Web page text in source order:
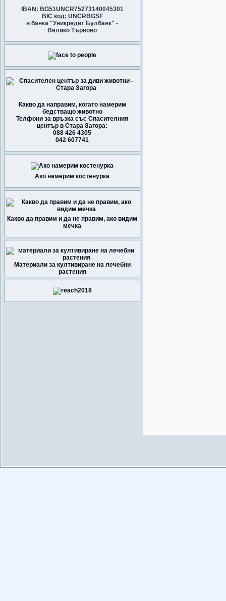
IBAN: BG51UNCR75273140045301
BIC код: UNCRBGSF
в банка "Уникредит Булбанк" -
Велико Търново
Какво да направим, когато намерим
бедстващо животно
Телфони за връзка със Спасителния
център в Стара Загора:
088 426 4305
042 607741
Ако намерим костенурка
Какво да правим и да не правим, ако видим
мечка
Материали за култивиране на лечебни
растения